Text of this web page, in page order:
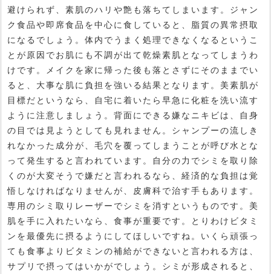
避けられず、素肌のハリや艶も落ちてしまいます。ジャン
ク食品や即席食品を中心に食していると、脂質の異常摂取
になるでしょう。体内でうまく処理できなくなるというこ
とが原因でお肌にも不調が出て乾燥素肌となってしまうわ
けです。メイクを家に帰った後も落とさずにそのままでい
ると、大事な肌に負担を強いる結果となります。美素肌が
目標だというなら、自宅に着いたら早急に化粧を洗い流す
ように注意しましょう。背面にできる嫌なニキビは、自身
の目では見ようとしても見れません。シャンプーの流しき
れなかった成分が、毛穴を覆ってしまうことが呼び水とな
って発生すると言われています。自分の力でシミを取り除
くのが大変そうで嫌だと言われるなら、経済的な負担は覚
悟しなければなりませんが、皮膚科で治す手もあります。
専用のシミ取りレーザーでシミを消すというものです。美
肌を手に入れたいなら、食事が重要です。とりわけビタミ
ンを最優先に摂るようにしてほしいですね。いくら頑張っ
ても食事よりビタミンの補給ができないと言われる方は、
サプリで摂ってはいかがでしょう。シミが形成されると、